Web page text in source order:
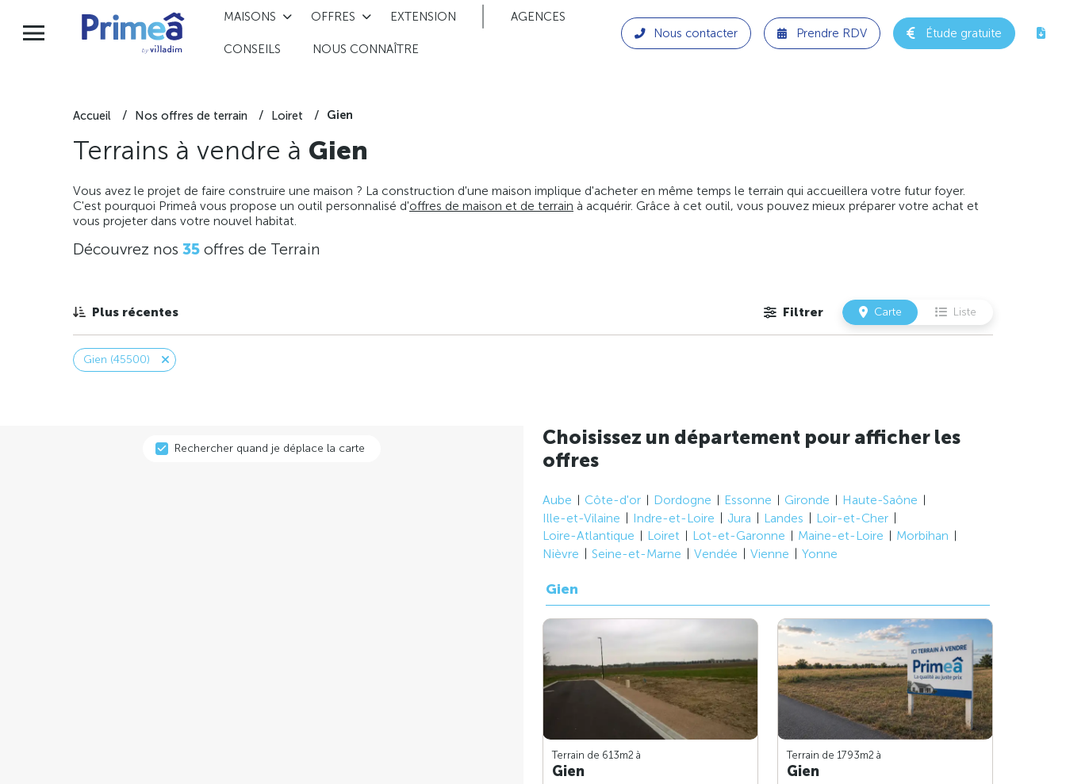
MAISONS OFFRES EXTENSION AGENCES
CONSEILS NOUS CONNAÎTRE
Nous contacter Prendre RDV Étude gratuite
Accueil Nos offres de terrain Loiret Gien
Terrains à vendre à Gien
Vous avez le projet de faire construire une maison ? La construction d'une maison implique d'acheter en même temps le terrain qui accueillera votre futur foyer.
C'est pourquoi Primeâ vous propose un outil personnalisé d'offres de maison et de terrain à acquérir. Grâce à cet outil, vous pouvez mieux préparer votre achat et
vous projeter dans votre nouvel habitat.
Découvrez nos 35 offres de Terrain
Plus récentes Filtrer Carte Liste
Gien (45500)
Rechercher quand je déplace la carte
Choisissez un département pour afficher les
offres
Aube Côte-d'or Dordogne Essonne Gironde
Haute-Saône
Ille-et-Vilaine
Indre-et-Loire Jura Landes
Loir-et-Cher
Loire-Atlantique
Loiret Lot-et-Garonne Maine-et-Loire
Morbihan
Nièvre
Seine-et-Marne Vendée Vienne Yonne
Gien
Terrain de 613m2 à
Gien
Terrain de 1793m2 à
Gien